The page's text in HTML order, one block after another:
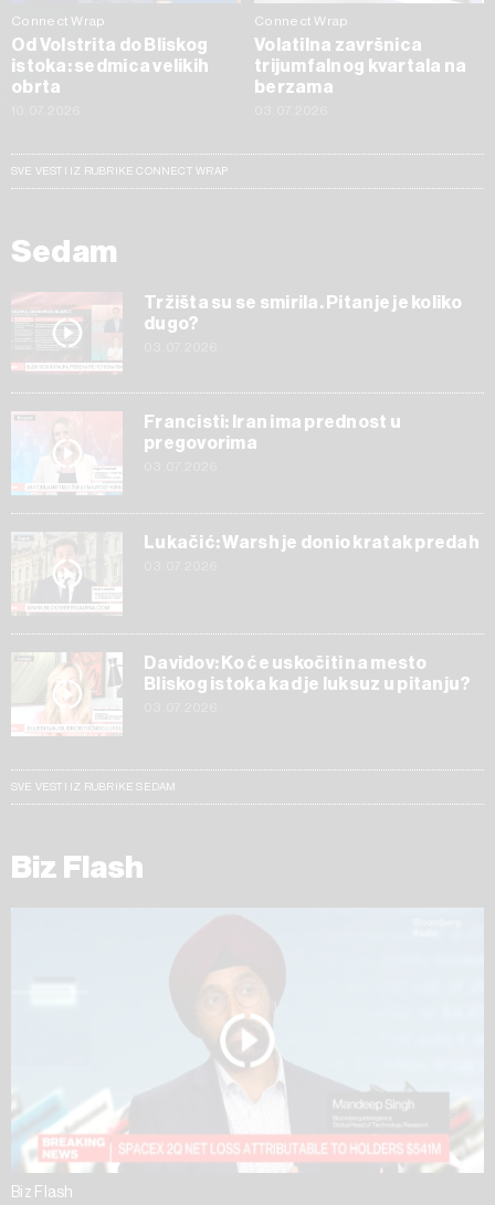
Connect Wrap
Od Volstrita do Bliskog
istoka: sedmica velikih
obrta
Connect Wrap
Volatilna završnica
trijumfalnog kvartala na
berzama
SVE VESTI IZ RUBRIKE CONNECT WRAP
Sedam
Tržišta su se smirila. Pitanje je koliko
dugo?
Francisti: Iran ima prednost u
pregovorima
Lukačić: Warsh je donio kratak predah
Davidov: Ko će uskočiti na mesto
Bliskog istoka kad je luksuz u pitanju?
SVE VESTI IZ RUBRIKE SEDAM
Biz Flash
Biz Flash